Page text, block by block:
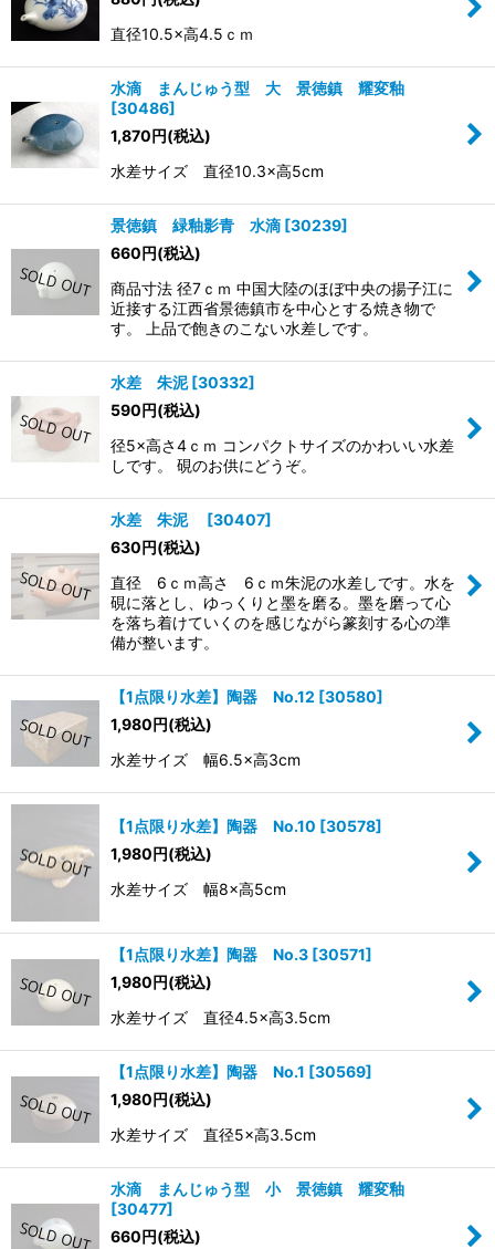
直径10.5×高4.5ｃｍ
水滴 まんじゅう型 大 景徳鎮 耀変釉
[30486]
1,870円(税込)
水差サイズ 直径10.3×高5cm
景徳鎮 緑釉影青 水滴 [30239]
660円(税込)
商品寸法 径7ｃｍ 中国大陸のほぼ中央の揚子江に
近接する江西省景徳鎮市を中心とする焼き物で
す。 上品で飽きのこない水差しです。
水差 朱泥 [30332]
590円(税込)
径5×高さ4ｃｍ コンパクトサイズのかわいい水差
しです。 硯のお供にどうぞ。
水差 朱泥 [30407]
630円(税込)
直径 6ｃｍ高さ 6ｃｍ朱泥の水差しです。水を
硯に落とし、ゆっくりと墨を磨る。墨を磨って心
を落ち着けていくのを感じながら篆刻する心の準
備が整います。
【1点限り水差】陶器 No.12 [30580]
1,980円(税込)
水差サイズ 幅6.5×高3cm
【1点限り水差】陶器 No.10 [30578]
1,980円(税込)
水差サイズ 幅8×高5cm
【1点限り水差】陶器 No.3 [30571]
1,980円(税込)
水差サイズ 直径4.5×高3.5cm
【1点限り水差】陶器 No.1 [30569]
1,980円(税込)
水差サイズ 直径5×高3.5cm
水滴 まんじゅう型 小 景徳鎮 耀変釉
[30477]
660円(税込)